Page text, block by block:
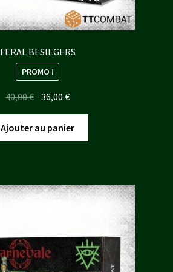
FERAL BESIEGERS
PROMO !
40,00€ Le
prix
initial
était :
36,00€Le
prix
actuel
est :
Ajouter au panier